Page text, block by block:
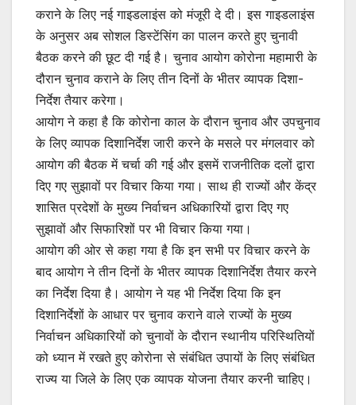
कराने के लिए नई गाइडलाइंस को मंजूरी दे दी। इस गाइडलाइंस
के अनुसर अब सोशल डिस्टेंसिंग का पालन करते हुए चुनावी
बैठक करने की छूट दी गई है। चुनाव आयोग कोरोना महामारी के
दौरान चुनाव कराने के लिए तीन दिनों के भीतर व्यापक दिशा-
निर्देश तैयार करेगा।
आयोग ने कहा है कि कोरोना काल के दौरान चुनाव और उपचुनाव
के लिए व्यापक दिशानिर्देश जारी करने के मसले पर मंगलवार को
आयोग की बैठक में चर्चा की गई और इसमें राजनीतिक दलों द्वारा
दिए गए सुझावों पर विचार किया गया। साथ ही राज्यों और केंद्र
शासित प्रदेशों के मुख्य निर्वाचन अधिकारियों द्वारा दिए गए
सुझावों और सिफारिशों पर भी विचार किया गया।
आयोग की ओर से कहा गया है कि इन सभी पर विचार करने के
बाद आयोग ने तीन दिनों के भीतर व्यापक दिशानिर्देश तैयार करने
का निर्देश दिया है। आयोग ने यह भी निर्देश दिया कि इन
दिशानिर्देशों के आधार पर चुनाव कराने वाले राज्यों के मुख्य
निर्वाचन अधिकारियों को चुनावों के दौरान स्थानीय परिस्थितियों
को ध्यान में रखते हुए कोरोना से संबंधित उपायों के लिए संबंधित
राज्य या जिले के लिए एक व्यापक योजना तैयार करनी चाहिए।